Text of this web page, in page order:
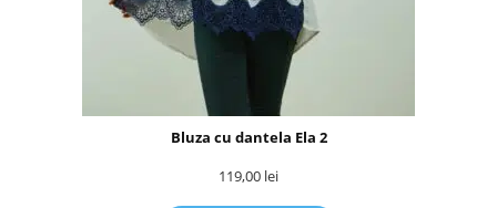
Bluza cu dantela Ela 2
119,00 lei